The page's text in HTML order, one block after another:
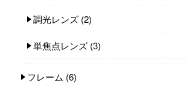
調光レンズ (2)
単焦点レンズ (3)
フレーム (6)